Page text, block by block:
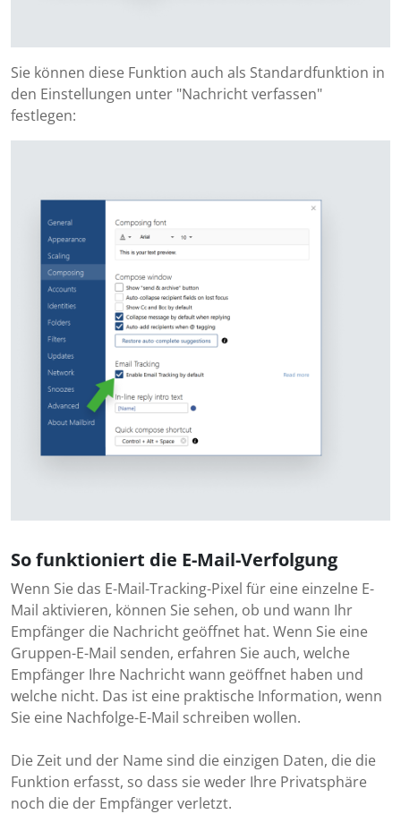
Sie können diese Funktion auch als Standardfunktion in
den Einstellungen unter "Nachricht verfassen"
festlegen:
So funktioniert die E-Mail-Verfolgung
Wenn Sie das E-Mail-Tracking-Pixel für eine einzelne E-
Mail aktivieren, können Sie sehen, ob und wann Ihr
Empfänger die Nachricht geöffnet hat. Wenn Sie eine
Gruppen-E-Mail senden, erfahren Sie auch, welche
Empfänger Ihre Nachricht wann geöffnet haben und
welche nicht. Das ist eine praktische Information, wenn
Sie eine Nachfolge-E-Mail schreiben wollen.
Die Zeit und der Name sind die einzigen Daten, die die
Funktion erfasst, so dass sie weder Ihre Privatsphäre
noch die der Empfänger verletzt.